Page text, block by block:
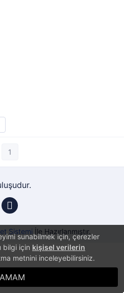
sunabilmek için, çerezler
bilgi için kişisel verilerin
metnini inceleyebilirsiniz.
1
Sistemi İle Hazırlanmıştır.